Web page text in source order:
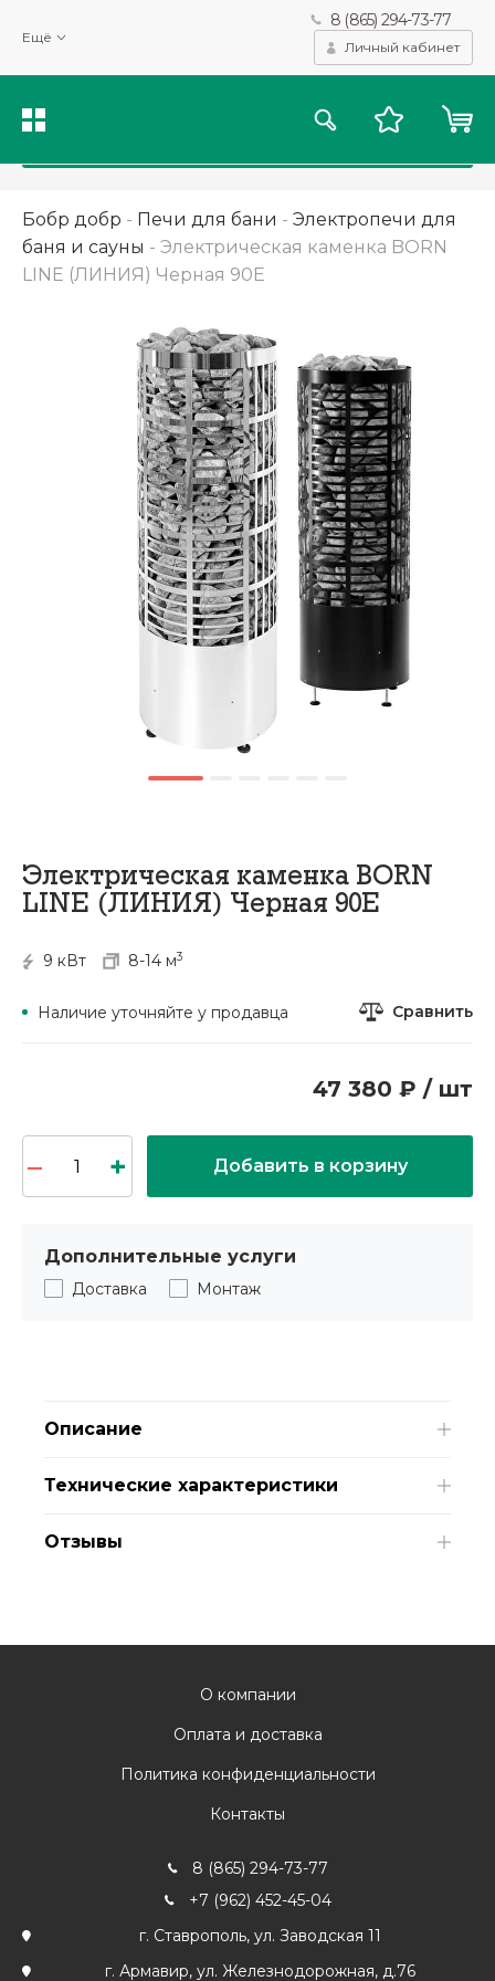
Ещё
8 (865) 294-73-77
Личный кабинет
Бобр добр - Печи для бани - Электропечи для
баня и сауны - Электрическая каменка BORN
LINE (ЛИНИЯ) Черная 90Е
Электрическая каменка BORN
LINE (ЛИНИЯ) Черная 90Е
9 кВт 8-14 м3
Наличие уточняйте у продавца Сравнить
47 380 ₽ / шт
Добавить в корзину
Дополнительные услуги
Доставка Монтаж
Описание
Технические характеристики
Отзывы
О компании
Оплата и доставка
Политика конфиденциальности
Контакты
8 (865) 294-73-77
+7 (962) 452-45-04
г. Ставрополь, ул. Заводская 11
г. Армавир, ул. Железнодорожная, д.76
Мы используем файлы cookie и другие подобные технологии
для получения данных с целью сбора статистики, повышения
качества рекомендаций и предоставления вам возможности
персонализированного просмотра.Подробнее